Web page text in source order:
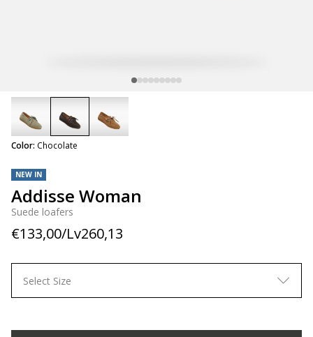
NEW IN
Addisse Woman
Suede loafers
€133,00/Lv260,13
Color: Chocolateselected
Select Size